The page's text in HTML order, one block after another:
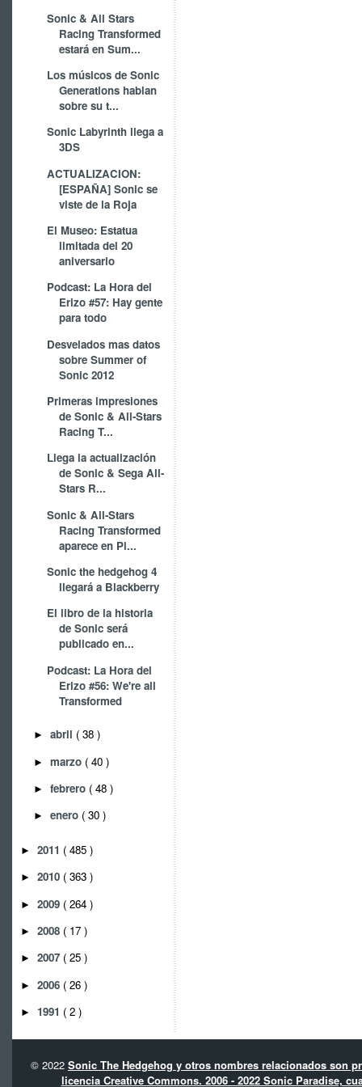
Sonic & All Stars
Racing Transformed
estará en Sum...
Los músicos de Sonic
Generations hablan
sobre su t...
Sonic Labyrinth llega a
3DS
ACTUALIZACION:
[ESPAÑA] Sonic se
viste de la Roja
El Museo: Estatua
limitada del 20
aniversario
Podcast: La Hora del
Erizo #57: Hay gente
para todo
Desvelados mas datos
sobre Summer of
Sonic 2012
Primeras impresiones
de Sonic & All-Stars
Racing T...
Llega la actualización
de Sonic & Sega All-
Stars R...
Sonic & All-Stars
Racing Transformed
aparece en Pl...
Sonic the hedgehog 4
llegará a Blackberry
El libro de la historia
de Sonic será
publicado en...
Podcast: La Hora del
Erizo #56: We're all
Transformed
► abril ( 38 )
► marzo ( 40 )
► febrero ( 48 )
► enero ( 30 )
► 2011 ( 485 )
► 2010 ( 363 )
► 2009 ( 264 )
► 2008 ( 17 )
► 2007 ( 25 )
► 2006 ( 26 )
► 1991 ( 2 )
© 2022 Sonic The Hedgehog y otros nombres relacionados son
licencia Creative Commons. 2006 - 2022 Sonic Paradise,